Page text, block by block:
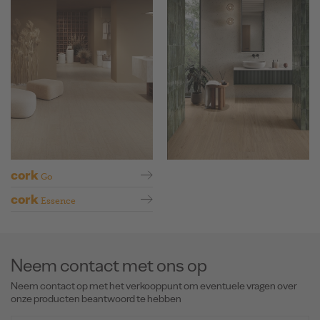
cork Go
cork Essence
Neem contact met ons op
Neem contact op met het verkooppunt om eventuele vragen over
onze producten beantwoord te hebben